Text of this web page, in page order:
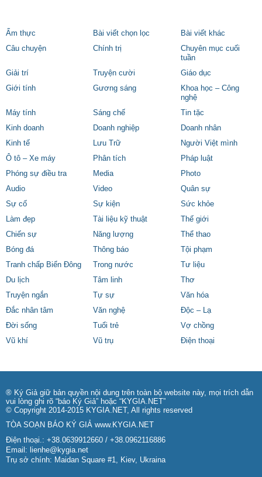
Ẩm thực Bài viết chọn lọc
Bài viết khác
Câu chuyện
Chính trị
Chuyên mục cuối
tuần
Giải trí
Truyện cười
Giáo dục
Giới tính
Gương sáng
Khoa học – Công
nghệ
Máy tính
Sáng chế
Tin tặc
Kinh doanh
Doanh nghiệp
Doanh nhân
Kinh tế
Lưu Trữ
Người Việt mình
Ô tô – Xe máy
Phân tích
Pháp luật
Phóng sự điều tra
Media
Photo
Audio
Video
Quân sự
Sự cố
Sự kiện
Sức khỏe
Làm đẹp
Tài liệu kỹ thuật
Thế giới
Chiến sự
Năng lượng
Thể thao
Bóng đá
Thông báo
Tội phạm
Tranh chấp Biển Đông
Trong nước
Tư liệu
Du lịch
Tâm linh
Thơ
Truyện ngắn
Tự sự
Văn hóa
Đắc nhân tâm
Văn nghệ
Độc – Lạ
Đời sống
Tuổi trẻ
Vợ chồng
Vũ khí
Vũ trụ Điện thoại
® Ký Giả giữ bản quyền nội dung trên toàn bộ website này, mọi trích dẫn
vui lòng ghi rõ “báo Ký Giả” hoặc “KYGIA.NET”
© Copyright 2014-2015 KYGIA.NET, All rights reserved
TÒA SOẠN BÁO KÝ GIẢ www.KYGIA.NET
Điện thoại.: +38.0639912660 / +38.0962116886
Email: lienhe@kygia.net
Trụ sở chính: Maidan Square #1, Kiev, Ukraina